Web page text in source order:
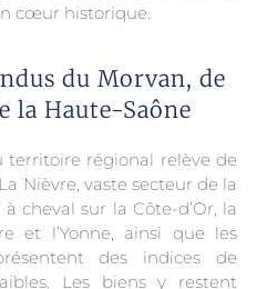
cœur historique.
du Morvan, de
la Haute-Saône
régional relève de
Nièvre, vaste secteur de la
cheval sur la Côte-d’Or, la
et l’Yonne, ainsi que les
des indices de
Les biens y restent